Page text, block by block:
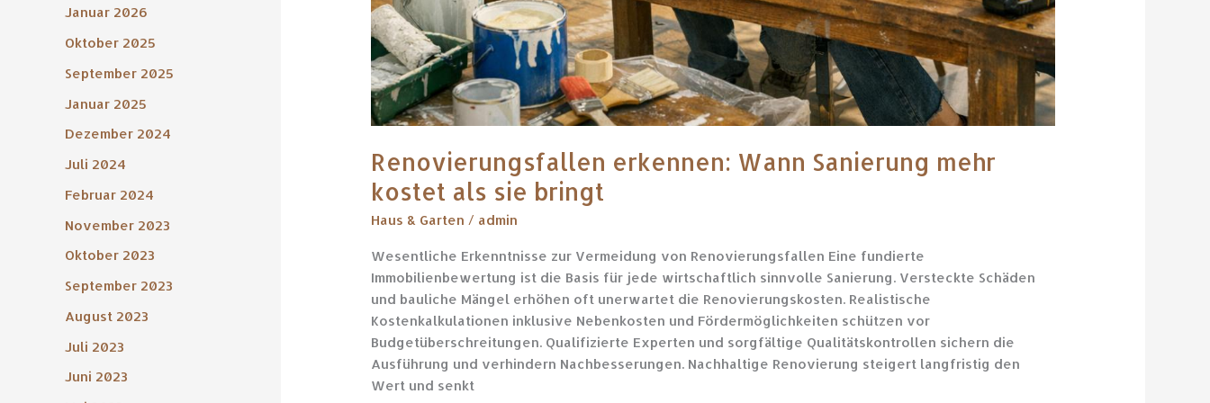
Januar 2026
Oktober 2025
September 2025
Januar 2025
Dezember 2024
Juli 2024
Februar 2024
November 2023
Oktober 2023
September 2023
August 2023
Juli 2023
Juni 2023
Renovierungsfallen erkennen: Wann Sanierung mehr
kostet als sie bringt
Haus & Garten / admin
Wesentliche Erkenntnisse zur Vermeidung von Renovierungsfallen Eine fundierte
Immobilienbewertung ist die Basis für jede wirtschaftlich sinnvolle Sanierung. Versteckte Schäden
und bauliche Mängel erhöhen oft unerwartet die Renovierungskosten. Realistische
Kostenkalkulationen inklusive Nebenkosten und Fördermöglichkeiten schützen vor
Budgetüberschreitungen. Qualifizierte Experten und sorgfältige Qualitätskontrollen sichern die
Ausführung und verhindern Nachbesserungen. Nachhaltige Renovierung steigert langfristig den
Wert und senkt